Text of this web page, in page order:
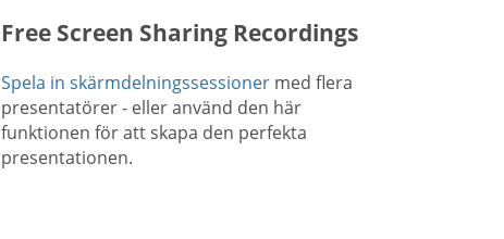
Free Screen Sharing Recordings
Spela in skärmdelningssessioner med flera
presentatörer - eller använd den här
funktionen för att skapa den perfekta
presentationen.